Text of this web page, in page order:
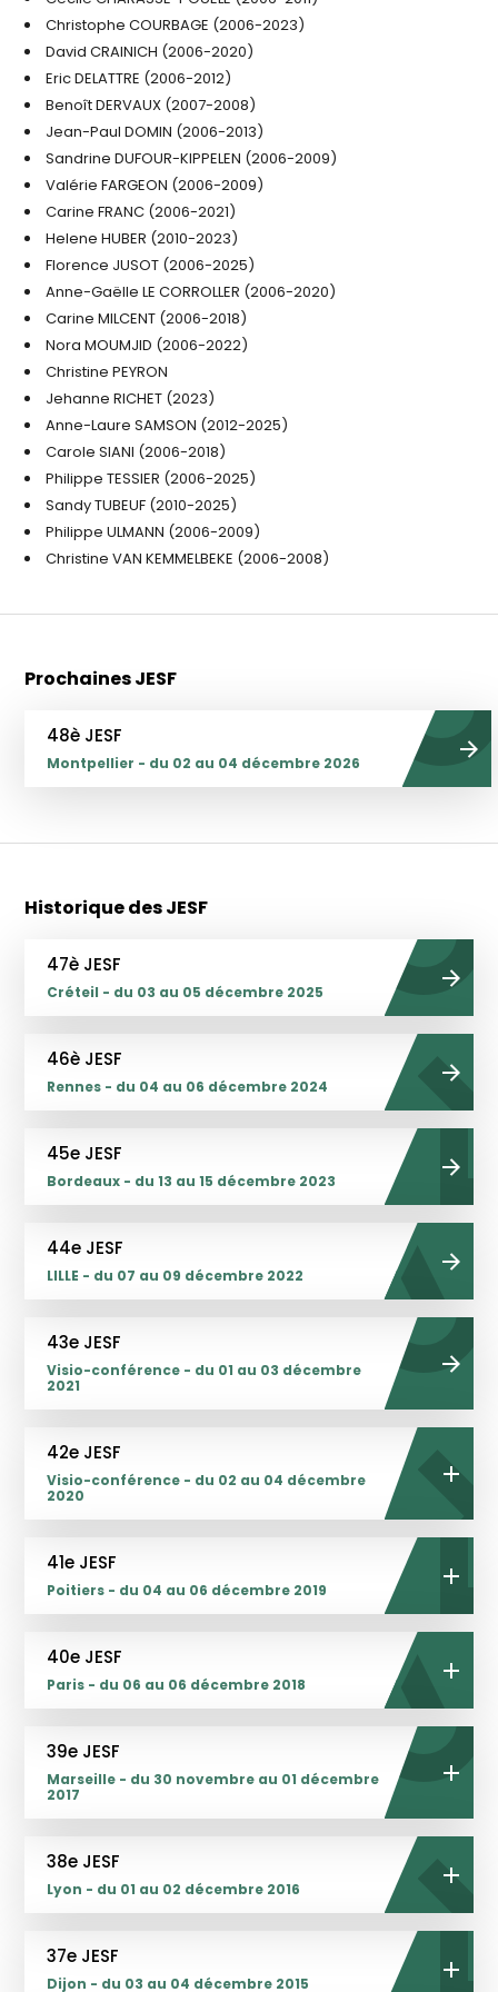
Christophe COURBAGE (2006-2023)
David CRAINICH (2006-2020)
Eric DELATTRE (2006-2012)
Benoît DERVAUX (2007-2008)
Jean-Paul DOMIN (2006-2013)
Sandrine DUFOUR-KIPPELEN (2006-2009)
Valérie FARGEON (2006-2009)
Carine FRANC (2006-2021)
Helene HUBER (2010-2023)
Florence JUSOT (2006-2025)
Anne-Gaëlle LE CORROLLER (2006-2020)
Carine MILCENT (2006-2018)
Nora MOUMJID (2006-2022)
Christine PEYRON
Jehanne RICHET (2023)
Anne-Laure SAMSON (2012-2025)
Carole SIANI (2006-2018)
Philippe TESSIER (2006-2025)
Sandy TUBEUF (2010-2025)
Philippe ULMANN (2006-2009)
Christine VAN KEMMELBEKE (2006-2008)
Prochaines JESF
48è JESF
Montpellier - du 02 au 04 décembre 2026
Historique des JESF
47è JESF
Créteil - du 03 au 05 décembre 2025
46è JESF
Rennes - du 04 au 06 décembre 2024
45e JESF
Bordeaux - du 13 au 15 décembre 2023
44e JESF
LILLE - du 07 au 09 décembre 2022
43e JESF
Visio-conférence - du 01 au 03 décembre
2021
42e JESF
Visio-conférence - du 02 au 04 décembre
2020
41e JESF
Poitiers - du 04 au 06 décembre 2019
40e JESF
Paris - du 06 au 06 décembre 2018
39e JESF
Marseille - du 30 novembre au 01 décembre
2017
38e JESF
Lyon - du 01 au 02 décembre 2016
37e JESF
Dijon - du 03 au 04 décembre 2015
Détails des JESF